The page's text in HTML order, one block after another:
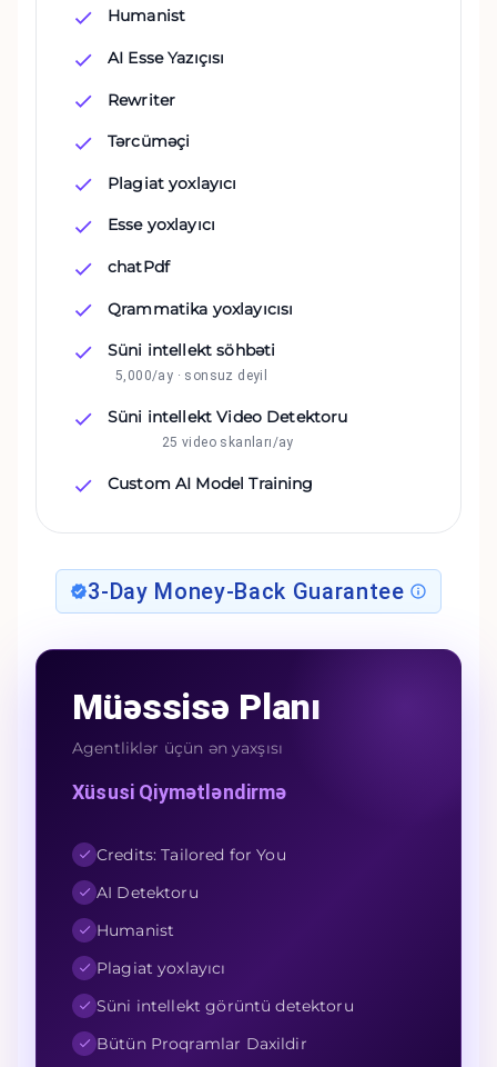
Humanist
AI Esse Yazıçısı
Rewriter
Tərcüməçi
Plagiat yoxlayıcı
Esse yoxlayıcı
chatPdf
Qrammatika yoxlayıcısı
Süni intellekt söhbəti
5,000/ay · sonsuz deyil
Süni intellekt Video Detektoru
25 video skanları/ay
Custom AI Model Training
3-Day Money-Back Guarantee
Müəssisə Planı
Agentliklər üçün ən yaxşısı
Xüsusi Qiymətləndirmə
Credits: Tailored for You
AI Detektoru
Humanist
Plagiat yoxlayıcı
Süni intellekt görüntü detektoru
Bütün Proqramlar Daxildir